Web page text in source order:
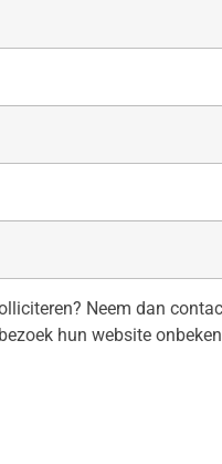
Neem dan
hun website